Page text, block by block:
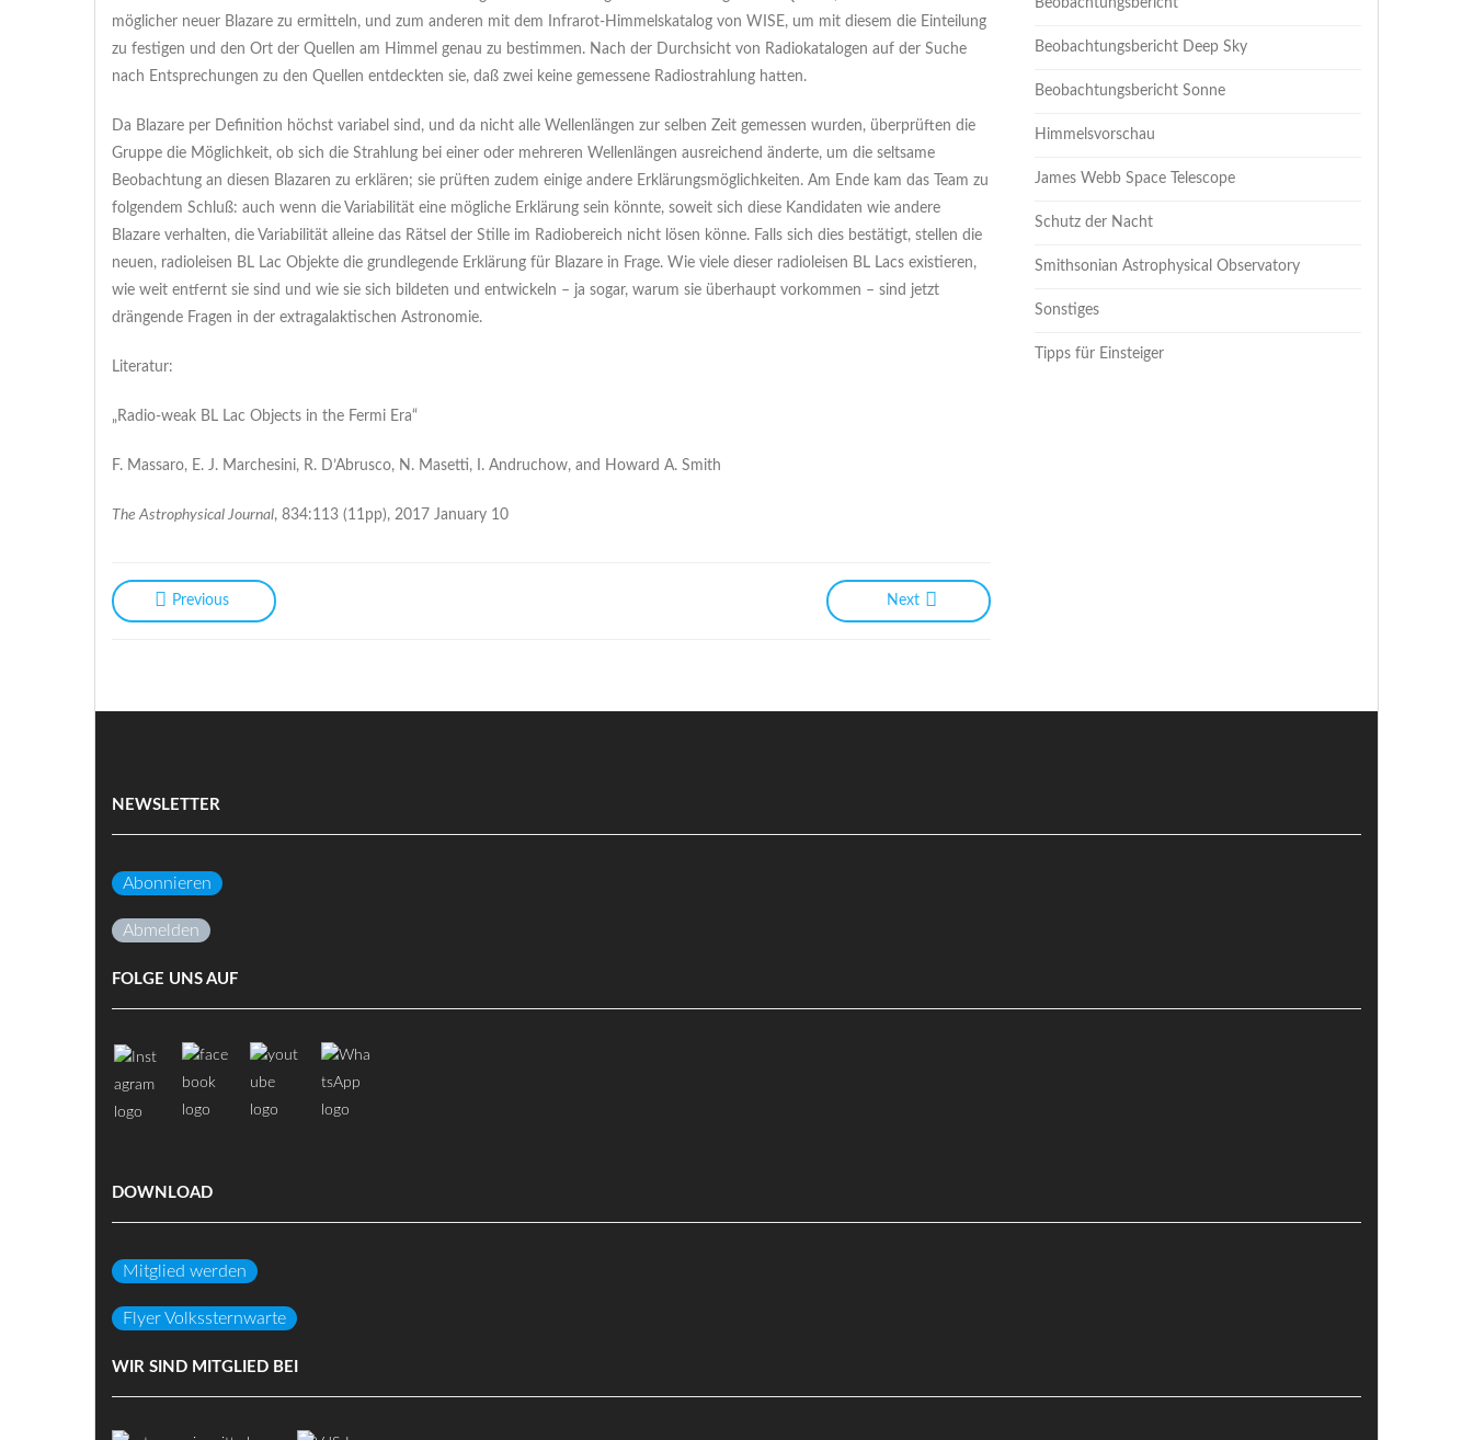
möglicher neuer Blazare zu ermitteln, und zum anderen mit dem Infrarot-Himmelskatalog von WISE, um mit diesem die Einteilung
zu festigen und den Ort der Quellen am Himmel genau zu bestimmen. Nach der Durchsicht von Radiokatalogen auf der Suche
nach Entsprechungen zu den Quellen entdeckten sie, daß zwei keine gemessene Radiostrahlung hatten.
Da Blazare per Definition höchst variabel sind, und da nicht alle Wellenlängen zur selben Zeit gemessen wurden, überprüften die
Gruppe die Möglichkeit, ob sich die Strahlung bei einer oder mehreren Wellenlängen ausreichend änderte, um die seltsame
Beobachtung an diesen Blazaren zu erklären; sie prüften zudem einige andere Erklärungsmöglichkeiten. Am Ende kam das Team zu
folgendem Schluß: auch wenn die Variabilität eine mögliche Erklärung sein könnte, soweit sich diese Kandidaten wie andere
Blazare verhalten, die Variabilität alleine das Rätsel der Stille im Radiobereich nicht lösen könne. Falls sich dies bestätigt, stellen die
neuen, radioleisen BL Lac Objekte die grundlegende Erklärung für Blazare in Frage. Wie viele dieser radioleisen BL Lacs existieren,
wie weit entfernt sie sind und wie sie sich bildeten und entwickeln – ja sogar, warum sie überhaupt vorkommen – sind jetzt
drängende Fragen in der extragalaktischen Astronomie.
Literatur:
„Radio-weak BL Lac Objects in the Fermi Era“
F. Massaro, E. J. Marchesini, R. D’Abrusco, N. Masetti, I. Andruchow, and Howard A. Smith
The Astrophysical Journal, 834:113 (11pp), 2017 January 10
Previous Next
Beobachtungsbericht
Beobachtungsbericht Deep Sky
Beobachtungsbericht Sonne
Himmelsvorschau
James Webb Space Telescope
Schutz der Nacht
Smithsonian Astrophysical Observatory
Sonstiges
Tipps für Einsteiger
NEWSLETTER
Abonnieren
Abmelden
FOLGE UNS AUF
DOWNLOAD
Mitglied werden
Flyer Volkssternwarte
WIR SIND MITGLIED BEI